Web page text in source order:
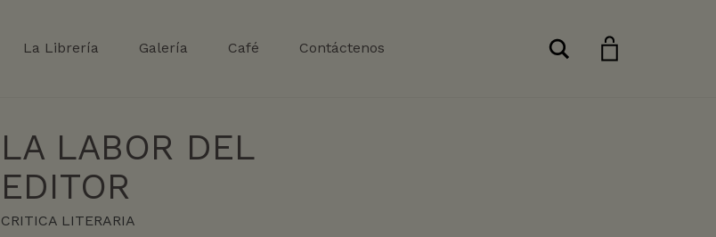
La Librería Galería Café Contáctenos Buscar
LA LABOR DEL
EDITOR
CRITICA LITERARIA